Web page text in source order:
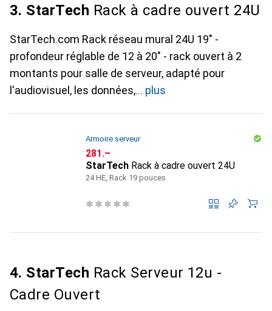
3. StarTech Rack à cadre ouvert 24U
StarTech.com Rack réseau mural 24U 19" -
profondeur réglable de 12 à 20" - rack ouvert à 2
montants pour salle de serveur, adapté pour
l'audiovisuel, les données,
plus
Armoire serveur
CHF
281.–
StarTech Rack à cadre ouvert 24U
24 HE, Rack 19 pouces
4. StarTech Rack Serveur 12u -
Cadre Ouvert